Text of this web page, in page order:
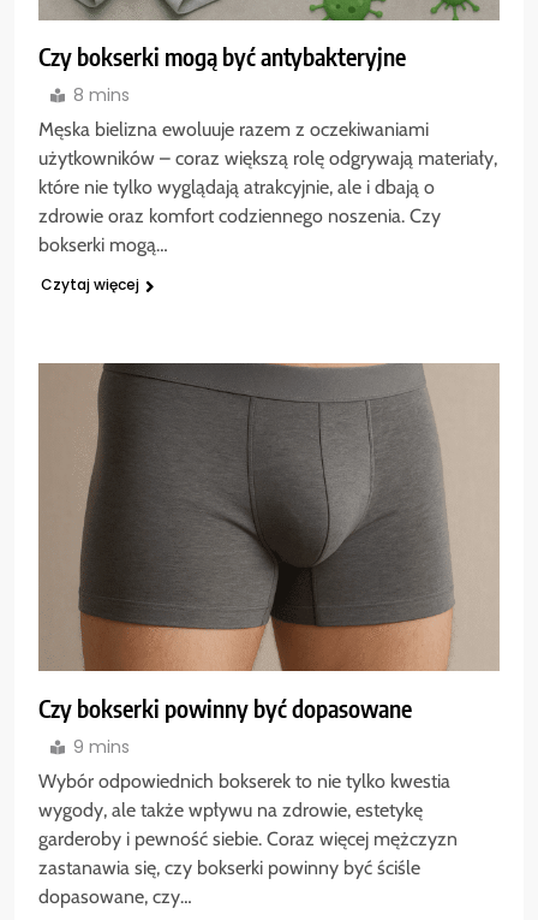
Czy bokserki mogą być antybakteryjne
8 mins
Męska bielizna ewoluuje razem z oczekiwaniami
użytkowników – coraz większą rolę odgrywają materiały,
które nie tylko wyglądają atrakcyjnie, ale i dbają o
zdrowie oraz komfort codziennego noszenia. Czy
bokserki mogą…
Czytaj więcej
Czy bokserki powinny być dopasowane
9 mins
Wybór odpowiednich bokserek to nie tylko kwestia
wygody, ale także wpływu na zdrowie, estetykę
garderoby i pewność siebie. Coraz więcej mężczyzn
zastanawia się, czy bokserki powinny być ściśle
dopasowane, czy…